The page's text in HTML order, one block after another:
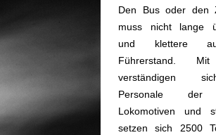
Den Bus oder den
muss nicht lange
und klettere
Führerstand.
verständigen
Personale der
Lokomotiven und
setzen sich 2500